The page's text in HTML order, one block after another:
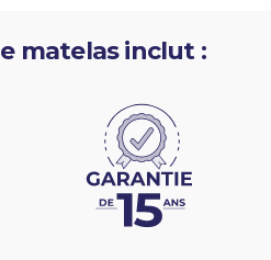
matelas inclut :